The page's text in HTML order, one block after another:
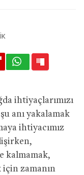
ihtiyaçlarımızı
anı yakalamak
ihtiyacımız
kalmamak,
için zamanın